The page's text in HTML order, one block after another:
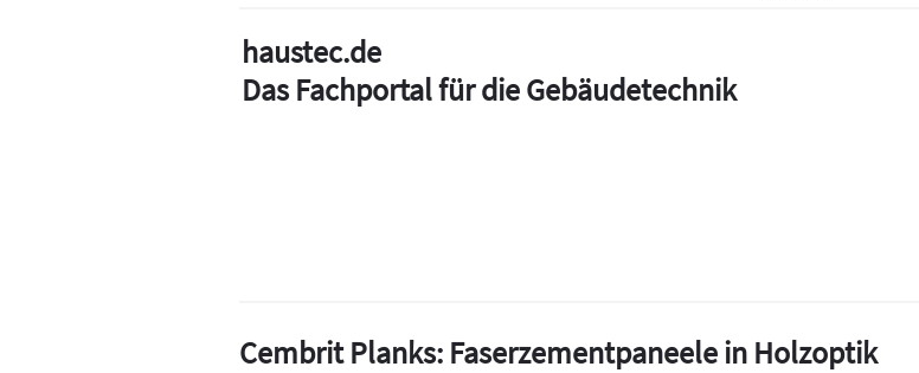
haustec.de
Das Fachportal für die Gebäudetechnik
Cembrit Planks: Faserzementpaneele in Holzoptik